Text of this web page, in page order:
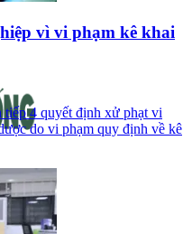
vì vi phạm kê khai
4 quyết định xử phạt vi
do vi phạm quy định về kê